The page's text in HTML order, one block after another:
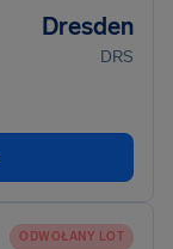
Dresden
DRS
ODWOŁANY LOT